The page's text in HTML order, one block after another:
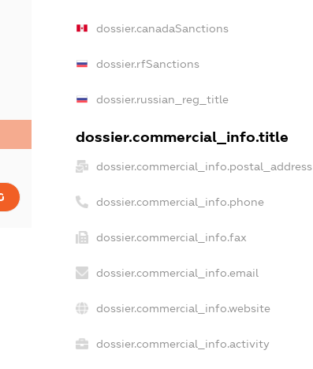
dossier.canadaSanctions
dossier.rfSanctions
dossier.russian_reg_title
dossier.commercial_info.title
dossier.commercial_info.postal_address
dossier.commercial_info.phone
dossier.commercial_info.fax
dossier.commercial_info.email
dossier.commercial_info.website
dossier.commercial_info.activity